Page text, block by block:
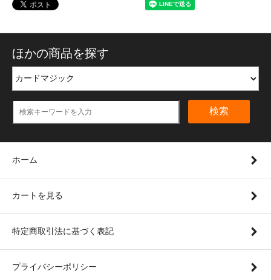
ほかの商品を探す
検索
ホーム
カートを見る
特定商取引法に基づく表記
プライバシーポリシー